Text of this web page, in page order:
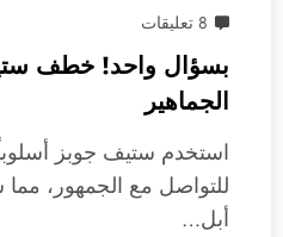
8 تعليقات
بسؤال واحد! خطف
الجماهير
استخدم ستيف جوبز
للتواصل مع الجمهور،
أبل…